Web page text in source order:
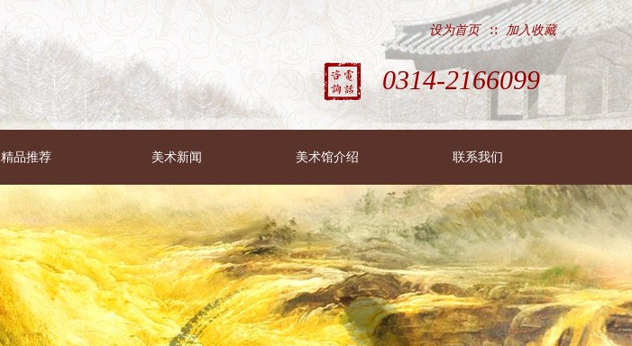
设为首页 ∷ 加入收藏
0314-2166099
精品推荐 美术新闻 美术馆介绍 联系我们